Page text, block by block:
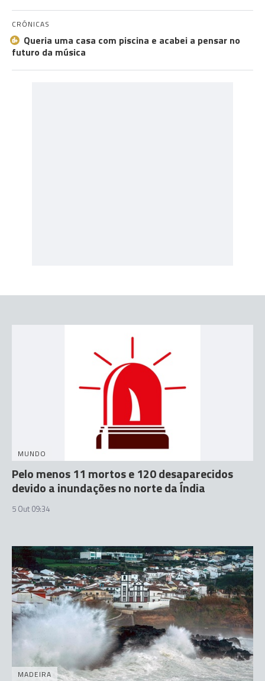
CRÓNICAS
Queria uma casa com piscina e acabei a pensar no
futuro da música
MUNDO
Pelo menos 11 mortos e 120 desaparecidos
devido a inundações no norte da Índia
5 Out 09:34
MADEIRA